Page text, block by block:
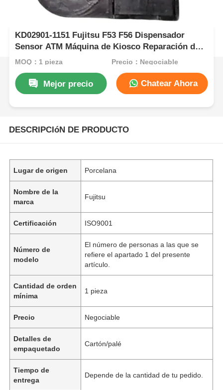
KD02901-1151 Fujitsu F53 F56 Dispensador
Sensor ATM Máquina de Kiosco Reparación de
piezas
MOQ：1 pieza Precio：Negociable
Mejor precio Chatear Ahora
DESCRIPCIóN DE PRODUCTO
Lugar de origen Porcelana
Nombre de la
marca
Fujitsu
Certificación ISO9001
Número de
modelo
El número de personas a las que se
refiere el apartado 1 del presente
artículo.
Cantidad de orden
mínima
1 pieza
Precio Negociable
Detalles de
empaquetado
Cartón/palé
Tiempo de
entrega
Depende de la cantidad de tu pedido.